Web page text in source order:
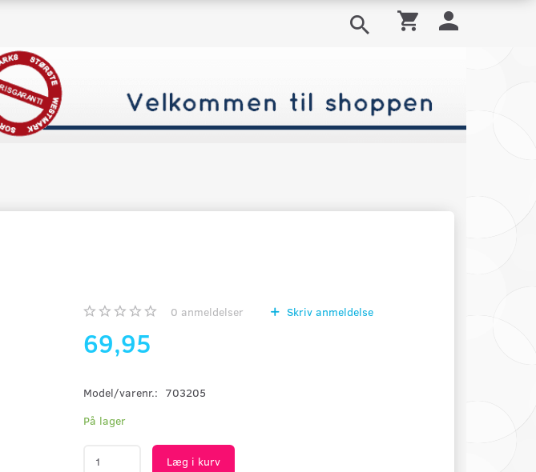
0 anmeldelser Skriv anmeldelse
69,95
Model/varenr.: 703205
På lager
Læg i kurv